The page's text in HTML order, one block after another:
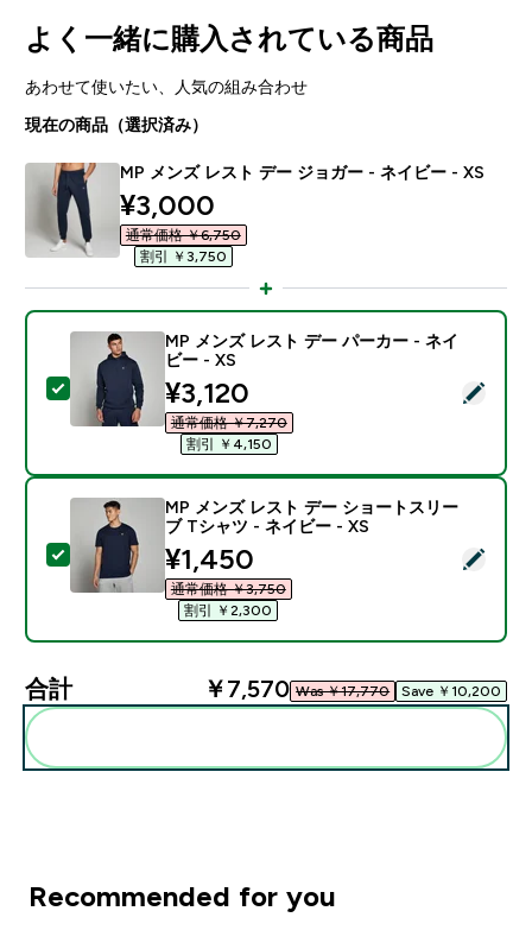
よく一緒に購入されている商品
あわせて使いたい、人気の組み合わせ
現在の商品（選択済み）
MP メンズ レスト デー ジョガー - ネイビー - XS
discounted price
¥3,000‎
通常価格 ￥6,750‎
割引 ￥3,750‎
この商品を選択 - MP メンズ レスト デー パーカー -
MP メンズ レスト デー パーカー - ネイ
ビー - XS
discounted price
¥3,120‎
通常価格 ￥7,270‎
割引 ￥4,150‎
この商品を選択 - MP メンズ レスト デー ショートス
MP メンズ レスト デー ショートスリー
ブ Tシャツ - ネイビー - XS
discounted price
¥1,450‎
通常価格 ￥3,750‎
割引 ￥2,300‎
合計 ￥7,570‎ Was ￥17,770‎ Save ￥10,200‎
Recommended for you